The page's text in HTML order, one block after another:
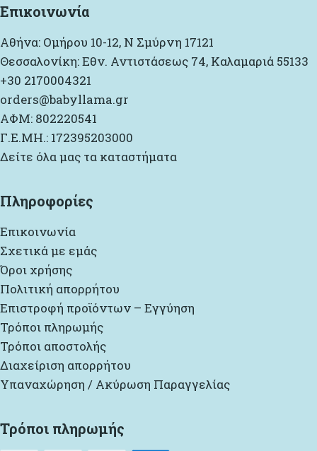
Επικοινωνία
Αθήνα: Ομήρου 10-12, Ν Σμύρνη 17121
Θεσσαλονίκη: Εθν. Αντιστάσεως 74, Καλαμαριά 55133
+30 2170004321
orders@babyllama.gr
ΑΦΜ: 802220541
Γ.Ε.ΜΗ.: 172395203000
Δείτε όλα μας τα καταστήματα
Πληροφορίες
Επικοινωνία
Σχετικά με εμάς
Όροι χρήσης
Πολιτική απορρήτου
Επιστροφή προϊόντων – Εγγύηση
Τρόποι πληρωμής
Τρόποι αποστολής
Διαχείριση απορρήτου
Υπαναχώρηση / Ακύρωση Παραγγελίας
Τρόποι πληρωμής